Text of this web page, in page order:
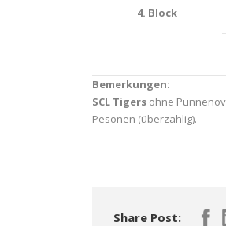
4. Block
Bemerkungen:
SCL Tigers ohne
Pesonen (überzahlig).
Share Post: